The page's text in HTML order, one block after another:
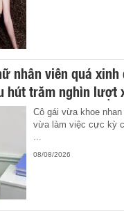
nhân viên quá xinh
hút trăm nghìn lượt
Cô gái vừa khoe
vừa làm việc cực kỳ
...
08/08/2026